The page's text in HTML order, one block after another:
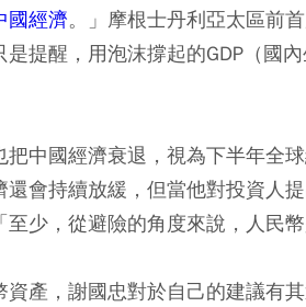
國經濟。」摩根士丹利亞太區前
提醒，用泡沫撐起的GDP（國
中國經濟衰退，視為下半年全
會持續放緩，但當他對投資人
少，從避險的角度來說，人民
產，謝國忠對於自己的建議有